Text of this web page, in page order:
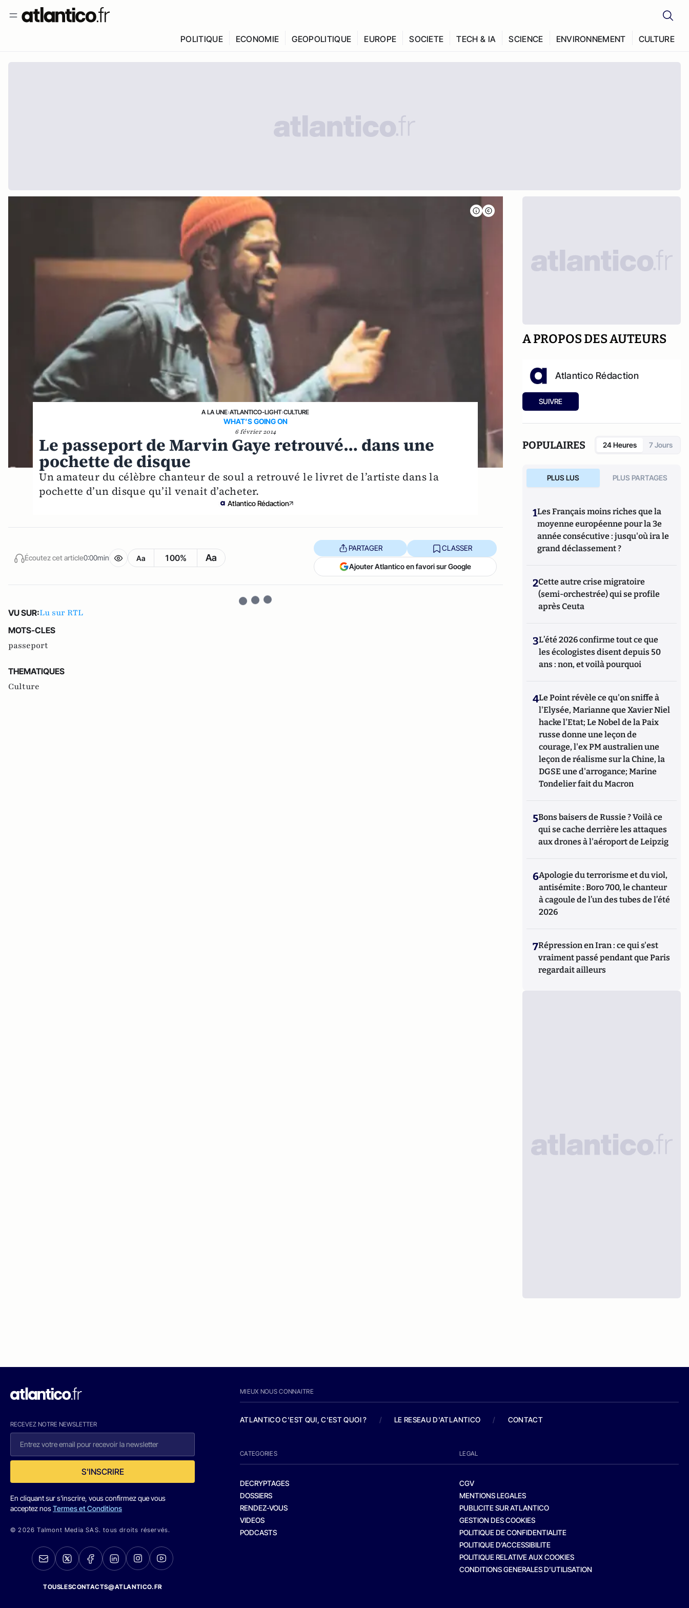
POLITIQUE ECONOMIE GEOPOLITIQUE EUROPE SOCIETE TECH & IA SCIENCE ENVIRONNEMENT CULTURE
A LA UNE›ATLANTICO-LIGHT›CULTURE
WHAT’S GOING ON
6 février 2014
Le passeport de Marvin Gaye retrouvé… dans une
pochette de disque
Un amateur du célèbre chanteur de soul a retrouvé le livret de l’artiste dans la
pochette d’un disque qu’il venait d’acheter.
Atlantico Rédaction
Écoutez cet article0:00min Aa 100% Aa
PARTAGER CLASSER
Ajouter Atlantico en favori sur Google
VU SUR:Lu sur RTL
MOTS-CLES
passeport
THEMATIQUES
Culture
A PROPOS DES AUTEURS
Atlantico Rédaction
SUIVRE
POPULAIRES 24 Heures 7 Jours
PLUS LUS PLUS PARTAGES
1Les Français moins riches que la
moyenne européenne pour la 3e
année consécutive : jusqu'où ira le
grand déclassement ?
2Cette autre crise migratoire
(semi-orchestrée) qui se profile
après Ceuta
3L’été 2026 confirme tout ce que
les écologistes disent depuis 50
ans : non, et voilà pourquoi
4Le Point révèle ce qu'on sniffe à
l'Elysée, Marianne que Xavier Niel
hacke l'Etat; Le Nobel de la Paix
russe donne une leçon de
courage, l'ex PM australien une
leçon de réalisme sur la Chine, la
DGSE une d'arrogance; Marine
Tondelier fait du Macron
5Bons baisers de Russie ? Voilà ce
qui se cache derrière les attaques
aux drones à l'aéroport de Leipzig
6Apologie du terrorisme et du viol,
antisémite : Boro 700, le chanteur
à cagoule de l’un des tubes de l’été
2026
7Répression en Iran : ce qui s'est
vraiment passé pendant que Paris
regardait ailleurs
RECEVEZ NOTRE NEWSLETTER
S'INSCRIRE
En cliquant sur s'inscrire, vous confirmez que vous
acceptez nosTermes et Conditions
© 2026 Talmont Media SAS. tous droits réservés.
TOUSLESCONTACTS@ATLANTICO.FR
MIEUX NOUS CONNAITRE
ATLANTICO C'EST QUI, C'EST QUOI ? / LE RESEAU D'ATLANTICO / CONTACT
CATEGORIES
DECRYPTAGES
DOSSIERS
RENDEZ-VOUS
VIDEOS
PODCASTS
LEGAL
CGV
MENTIONS LEGALES
PUBLICITE SUR ATLANTICO
GESTION DES COOKIES
POLITIQUE DE CONFIDENTIALITE
POLITIQUE D’ACCESSIBILITE
POLITIQUE RELATIVE AUX COOKIES
CONDITIONS GENERALES D’UTILISATION